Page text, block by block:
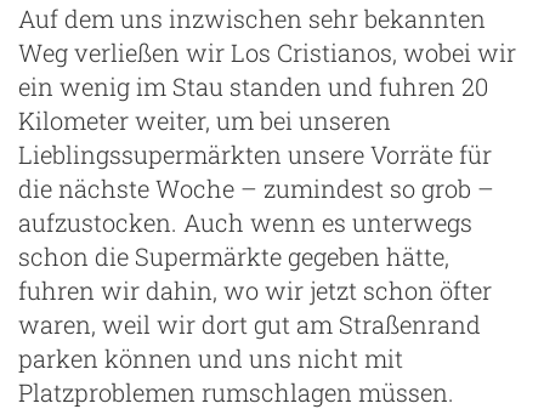
Auf dem uns inzwischen sehr bekannten
Weg verließen wir Los Cristianos, wobei wir
ein wenig im Stau standen und fuhren 20
Kilometer weiter, um bei unseren
Lieblingssupermärkten unsere Vorräte für
die nächste Woche – zumindest so grob –
aufzustocken. Auch wenn es unterwegs
schon die Supermärkte gegeben hätte,
fuhren wir dahin, wo wir jetzt schon öfter
waren, weil wir dort gut am Straßenrand
parken können und uns nicht mit
Platzproblemen rumschlagen müssen.